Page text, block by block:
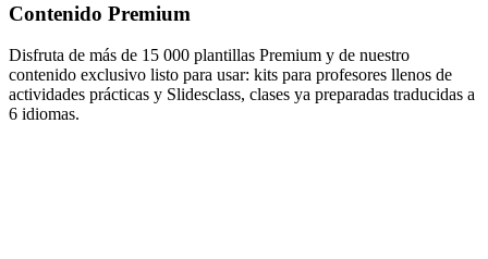
Contenido Premium
Disfruta de más de 15 000 plantillas Premium y de nuestro
contenido exclusivo listo para usar: kits para profesores llenos de
actividades prácticas y Slidesclass, clases ya preparadas traducidas a
6 idiomas.